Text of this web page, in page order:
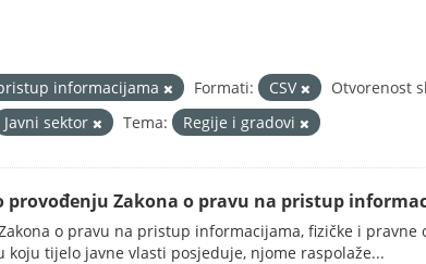
informacijama Formati: CSV Otvorenost
Javni sektor Tema: Regije i gradovi
provođenju Zakona o pravu na pristup
o pravu na pristup informacijama, fizičke i
koju tijelo javne vlasti posjeduje, njome raspolaže...